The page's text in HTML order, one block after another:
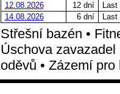
12.08.2026
12 dní
Last
14.08.2026
6 dní Last
Střešní bazén •
Úschova zavazadel
oděvů • Zázemí